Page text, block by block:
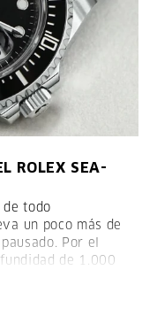
ROLEX SEA-
todo
un poco más de
Por el
de 1.000